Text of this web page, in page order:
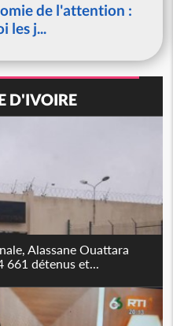
de l'attention :
les j...
D'IVOIRE
Alassane Ouattara
661 détenus et...